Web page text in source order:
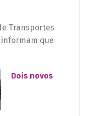
Transportes
informam que
Dois novos